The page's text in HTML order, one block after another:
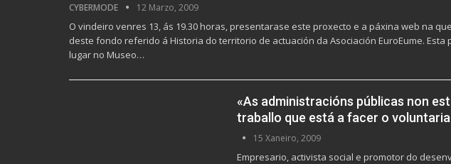
CYBERMODE 12 Marzo, 2009
O vindeiro venres 13, ás 19.30 horas, presentarase este proxecto e a páxina web na
deste fondo referido á Historia do territorio de actuación da Asociación EuroEume.
lugar no Museo…
«As administracións públicas non
traballo que está a facer o
15 Xaneiro, 2009
Empresario, activista social e promotor do